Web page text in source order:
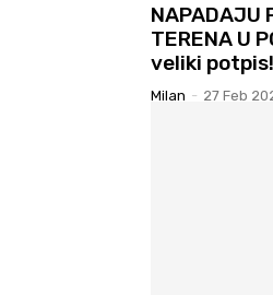
NAPADAJU
TERENA U
veliki potpis!
Milan - 27 Feb